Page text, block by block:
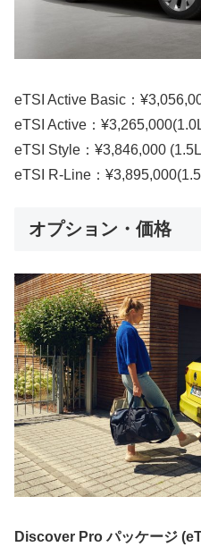
eTSI Active Basic：
eTSI Active：
eTSI Style：¥3,846,000
eTSI R-Line：
オプション・価格
Discover Pro パッケージ